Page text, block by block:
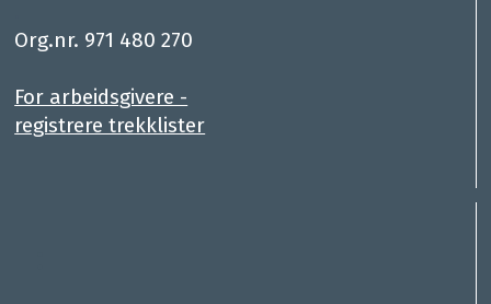
Org.nr. 971 480 270
For arbeidsgivere -
registrere trekklister